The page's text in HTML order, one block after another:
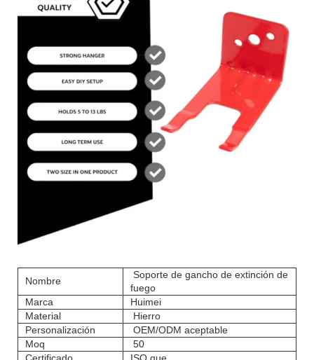
Nombre
Soporte de gancho de extinción de
fuego
Marca
Huimei
Material
Hierro
Personalización
OEM/ODM aceptable
Moq
50